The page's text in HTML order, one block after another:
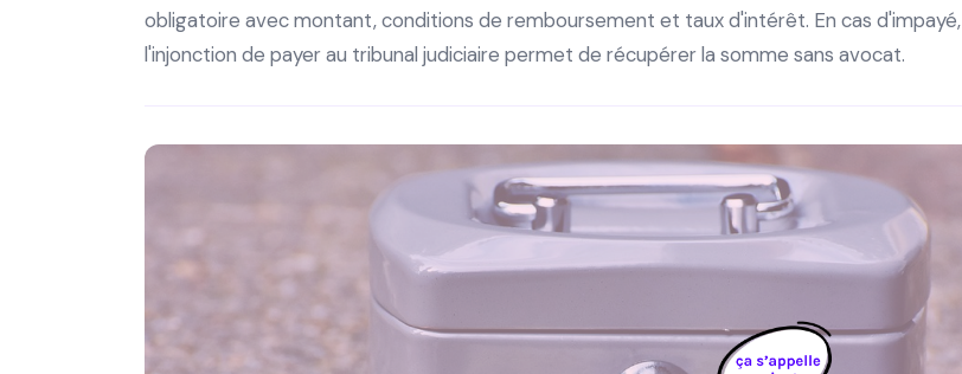
obligatoire avec montant, conditions de remboursement et taux d'intérêt. En cas d'impayé,
l'injonction de payer au tribunal judiciaire permet de récupérer la somme sans avocat.